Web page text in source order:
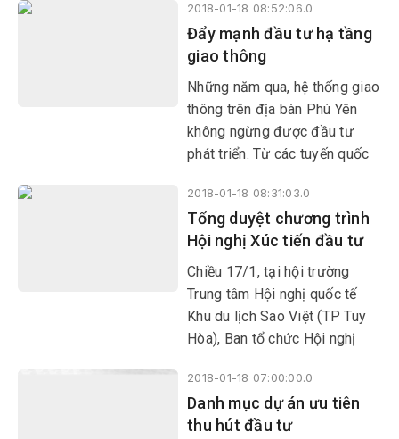
tập trung quy mô công nghiệp
công nghệ cao tại tỉnh Phú
Yên.
2018-01-18 08:52:06.0
Đẩy mạnh đầu tư hạ tầng
giao thông
Những năm qua, hệ thống giao
thông trên địa bàn Phú Yên
không ngừng được đầu tư
phát triển. Từ các tuyến quốc
thôn từng ngày được nâng
cấp, mở rộng, tạo điều kiện đi
lại thuận lợi cho người dân;
góp phần thúc đẩy kinh tế địa
phương.
2018-01-18 08:31:03.0
Tổng duyệt chương trình
Hội nghị Xúc tiến đầu tư
Chiều 17/1, tại hội trường
Trung tâm Hội nghị quốc tế
Khu du lịch Sao Việt (TP Tuy
Hòa), Ban tổ chức Hội nghị
năm 2018 tổ chức tổng duyệt
chương trình hội nghị này.
2018-01-18 07:00:00.0
Danh mục dự án ưu tiên
thu hút đầu tư